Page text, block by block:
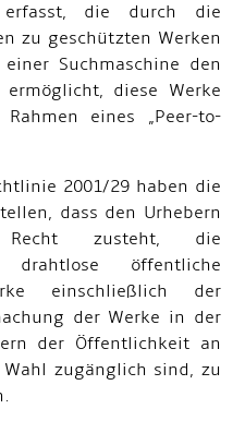
die durch die
zu geschützten Werken
Suchmaschine den
diese Werke
eines „Peer-to-
2001/29 haben die
dass den Urhebern
Recht zusteht, die
drahtlose öffentliche
einschließlich der
der Werke in der
der Öffentlichkeit an
zugänglich sind, zu